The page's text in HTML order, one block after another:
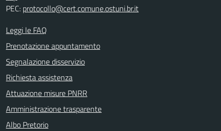
PEC: protocollo@cert.comune.ostuni.br.it
Leggi le FAQ
Prenotazione appuntamento
Segnalazione disservizio
Richiesta assistenza
Attuazione misure PNRR
Amministrazione trasparente
Albo Pretorio